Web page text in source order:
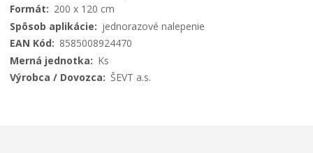
200 x 120 cm
jednorazové nalepenie
8585008924470
Ks
ŠEVT a.s.